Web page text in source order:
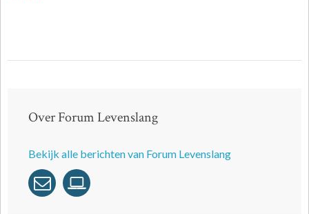
Over Forum Levenslang
Bekijk alle berichten van Forum Levenslang